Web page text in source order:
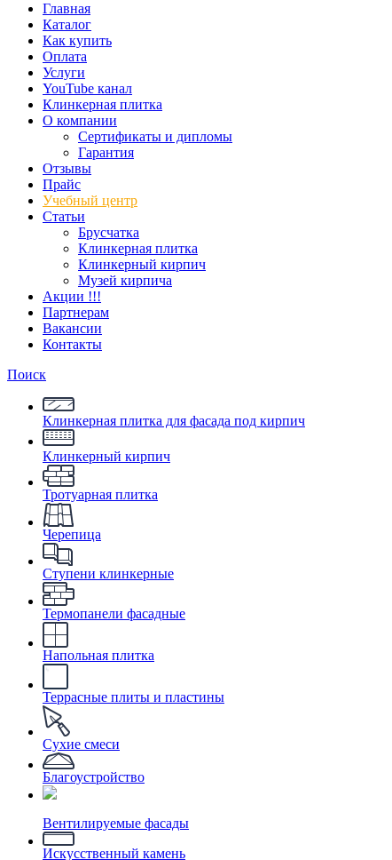
Главная
Каталог
Как купить
Оплата
Услуги
YouTube канал
Клинкерная плитка
О компании
Сертификаты и дипломы
Гарантия
Отзывы
Прайс
Учебный центр
Статьи
Брусчатка
Клинкерная плитка
Клинкерный кирпич
Музей кирпича
Акции !!!
Партнерам
Вакансии
Контакты
Поиск
Клинкерная плитка для фасада под кирпич
Клинкерный кирпич
Тротуарная плитка
Черепица
Ступени клинкерные
Термопанели фасадные
Напольная плитка
Террасные плиты и пластины
Сухие смеси
Благоустройство
Вентилируемые фасады
Искусственный камень